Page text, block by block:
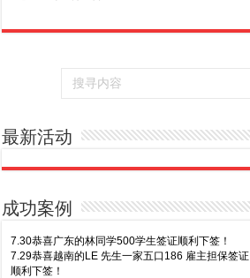
最新活动
成功案例
7.30恭喜广东的林同学500学生签证顺利下签！
7.29恭喜越南的LE 先生一家五口186 雇主担保签证
顺利下签！